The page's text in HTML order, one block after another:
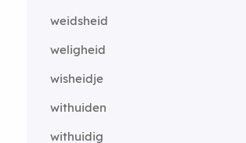
weidsheid
weligheid
wisheidje
withuiden
withuidig